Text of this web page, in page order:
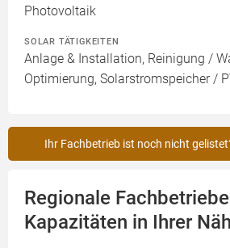
Photovoltaik
SOLAR TÄTIGKEITEN
Anlage & Installation, Reinigung /
Optimierung, Solarstromspeicher /
Ihr Fachbetrieb ist noch nicht
Regionale
Kapazitäten in Ihrer